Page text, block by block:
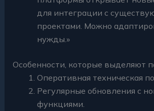
для интеграции с
проектами. Можно
нужды.»
Особенности, которые выделяют
Оперативная техническая
Регулярные обновления с
функциями.